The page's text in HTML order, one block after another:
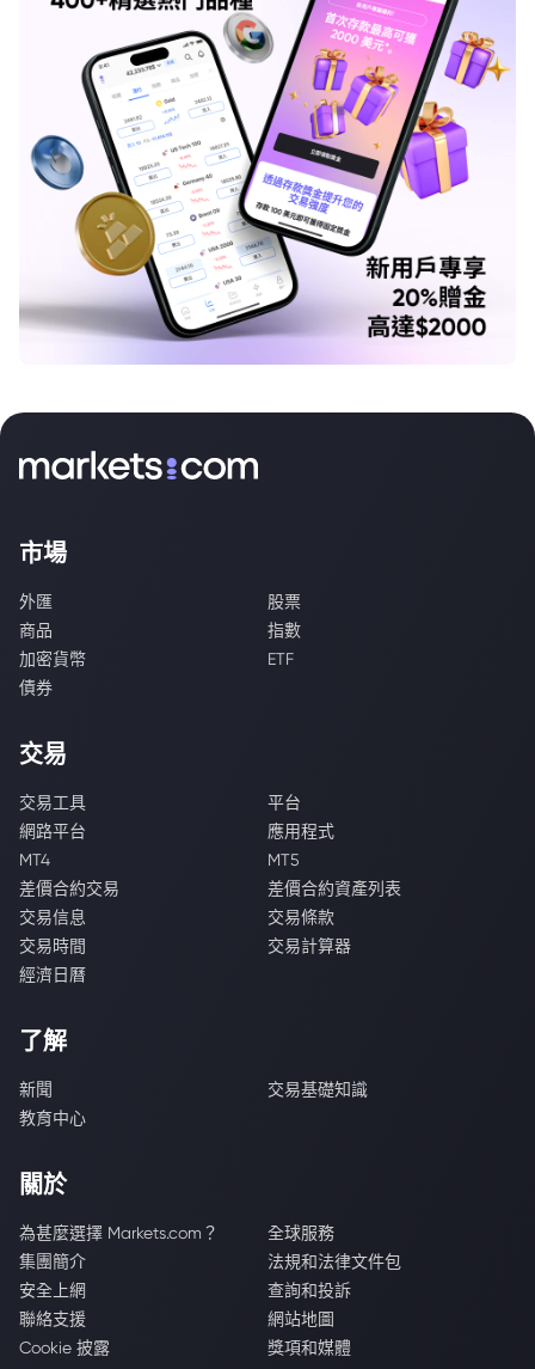
市場
外匯
股票
商品
指數
加密貨幣
ETF
債券
交易
交易工具
平台
網路平台
應用程式
MT4
MT5
差價合約交易
差價合約資產列表
交易信息
交易條款
交易時間
交易計算器
經濟日曆
了解
新聞
交易基礎知識
教育中心
關於
為甚麼選擇 Markets.com？
全球服務
集團簡介
法規和法律文件包
安全上網
查詢和投訴
聯絡支援
網站地圖
Cookie 披露
獎項和媒體